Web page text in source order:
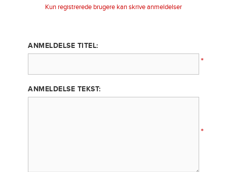
Kun registrerede brugere kan skrive anmeldelser
ANMELDELSE TITEL:
*
ANMELDELSE TEKST:
*